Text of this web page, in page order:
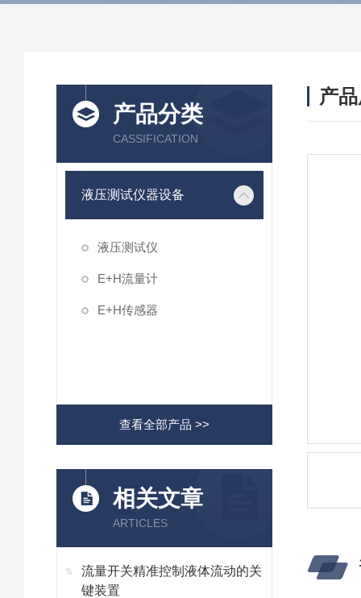
产品分类
CASSIFICATION
液压测试仪器设备
液压测试仪
E+H流量计
E+H传感器
查看全部产品 >>
相关文章
ARTICLES
流量开关精准控制液体流动的关
键装置
产